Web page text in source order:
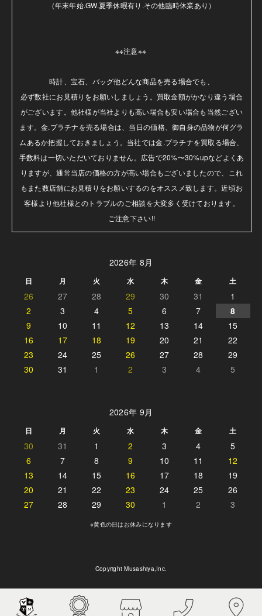
（年末年始.GW.夏季休暇有り.その他臨時休業あり）
※※注意※※
時計、宝石、バッグ他どんな商品を売る場合でも、
必ず数社にお見積りをお願いしましょう。買取金額がかなり違う場合
がございます。他社様が当社よりも高い場合も安い場合も当然ござい
ます。金.プラチナを売る場合は、当日の価格、御自身の品物が何グラ
ムあるか把握しておきましょう。当社では金.プラチナを買取る場合、
手数料は一切いただいておりません。広告で20%〜30%upなどよくあ
りますが、通常当店の価格の方が高い場合もございましたので、これ
もまた数店舗にお見積りをお願いするのをオススメ致します。近頃お
客様より他社様とのトラブルのご相談を大変多く受けております。
ご注意下さい!!
2026年 8月
日 月 火 水 木 金 土
26 27 28 29 30 31
1
2
3 4 5 6 7
8
9
10 11 12 13 14
15
16
17 18 19 20 21
22
23
24 25 26 27 28
29
30
31 1 2 3 4 5
2026年 9月
日 月 火 水 木 金 土
30 31 1 2 3 4
5
6
7 8 9 10 11
12
13
14 15 16 17 18
19
20
21 22 23 24 25
26
27
28 29 30 1 2 3
※黄色の日はお休みになります
Copyright Musashiya,Inc.